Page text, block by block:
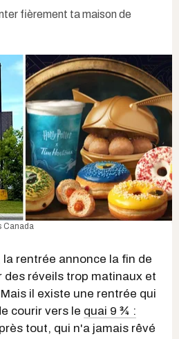
fièrement ta maison de
Canada
la rentrée annonce la fin de
des réveils trop matinaux et
il existe une rentrée qui
courir vers le quai 9 ¾ :
tout, qui n'a jamais rêvé